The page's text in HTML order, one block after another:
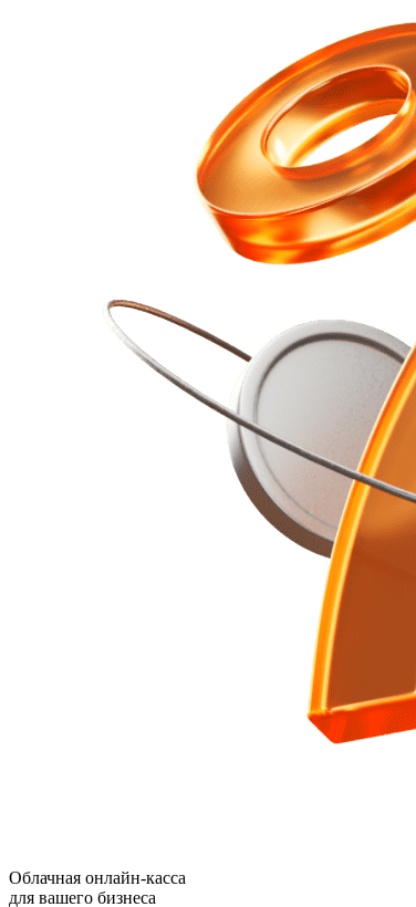
Облачная онлайн-касса
для вашего бизнеса